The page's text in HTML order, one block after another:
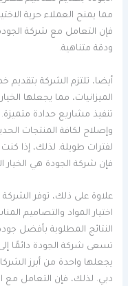
مما يمنح العملاء حرية
فإن التعامل مع شركة
ودقة متناهية.
أيضا، تلتزم الشركة
الميزانيات، مما يجعلها
تنفيذ مشاريع حدادة
وإصلاح لكافة المنتجات
لفترات طويلة. لذلك، إذا
فإن شركة الجودة هي الخيار
علاوة على ذلك، توفر
اختيار المواد والتصاميم
النتائج المطلوبة بأفضل
تسعى شركة الجودة دائمًا إلى
يجعلها واحدة من أبرز
دبي. لذلك، فإن التعامل